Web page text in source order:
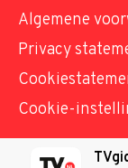
Algemene
Privacy
Cookie-